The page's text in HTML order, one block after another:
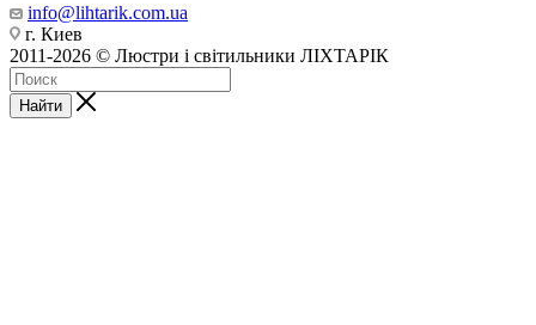
info@lihtarik.com.ua
г. Киев
2011-2026 © Люстри і світильники ЛІХТАРІК
Найти